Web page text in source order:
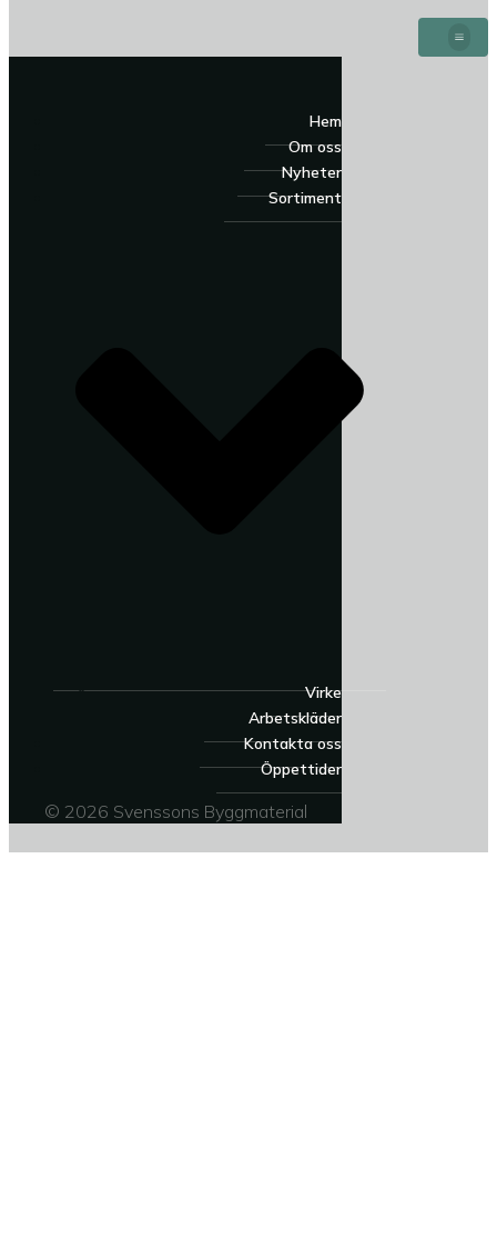
Hem
Om oss
Nyheter
Sortiment
Virke
Arbetskläder
Kontakta oss
Öppettider
© 2026 Svenssons Byggmaterial